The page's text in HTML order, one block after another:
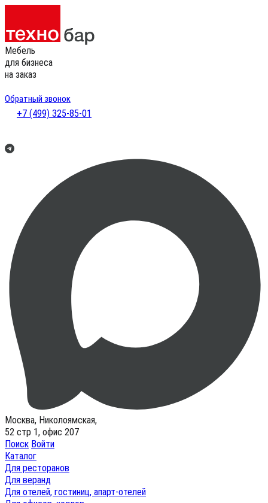
Мебель
для бизнеса
на заказ
Обратный звонок
+7 (499) 325-85-01
Москва, Николоямская,
52 стр 1, офис 207
Поиск Войти
Каталог
Для ресторанов
Для веранд
Для отелей, гостиниц, апарт-отелей